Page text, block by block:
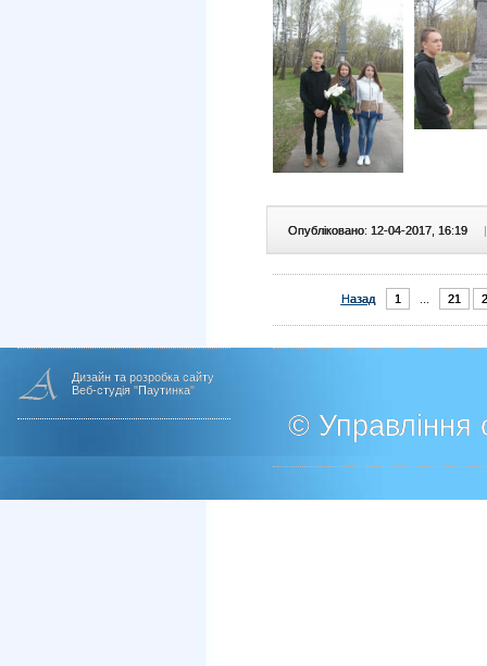
Опубліковано: 12-04-2017, 16:19
Назад 1 21
Дизайн та розробка сайту
Веб-студія "Паутинка"
© Управління